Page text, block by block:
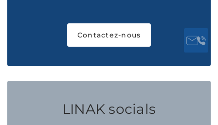
Contactez-nous
LINAK socials